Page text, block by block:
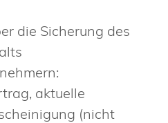
die Sicherung des
aktuelle
(nicht